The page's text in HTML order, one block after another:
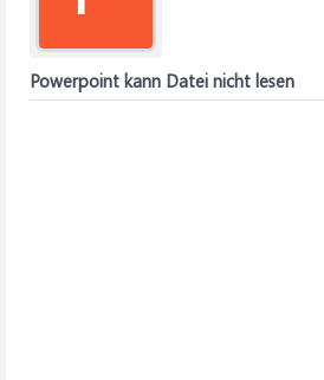
Powerpoint kann Datei nicht lesen